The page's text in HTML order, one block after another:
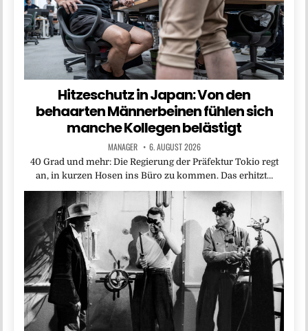
Hitzeschutz in Japan: Von den
behaarten Männerbeinen fühlen sich
manche Kollegen belästigt
MANAGER 6. AUGUST 2026
40 Grad und mehr: Die Regierung der Präfektur Tokio regt
an, in kurzen Hosen ins Büro zu kommen. Das erhitzt…